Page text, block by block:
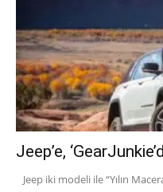
Jeep’e,
Jeep iki modeli ile “Yılın